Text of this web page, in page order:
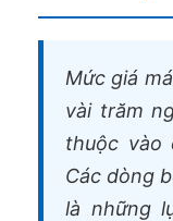
Mức giá
vài trăm
thuộc vào
Các dòng
là những